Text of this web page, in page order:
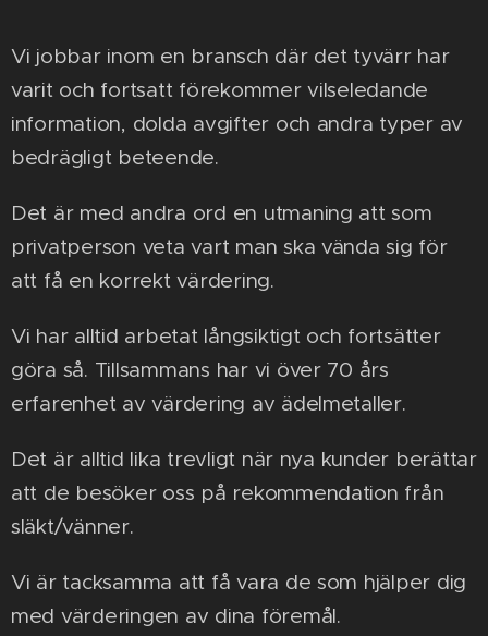
Vi jobbar inom en bransch där det tyvärr har
varit och fortsatt förekommer vilseledande
information, dolda avgifter och andra typer av
bedrägligt beteende.
Det är med andra ord en utmaning att som
privatperson veta vart man ska vända sig för
att få en korrekt värdering.
Vi har alltid arbetat långsiktigt och fortsätter
göra så. Tillsammans har vi över 70 års
erfarenhet av värdering av ädelmetaller.
Det är alltid lika trevligt när nya kunder berättar
att de besöker oss på rekommendation från
släkt/vänner.
Vi är tacksamma att få vara de som hjälper dig
med värderingen av dina föremål.